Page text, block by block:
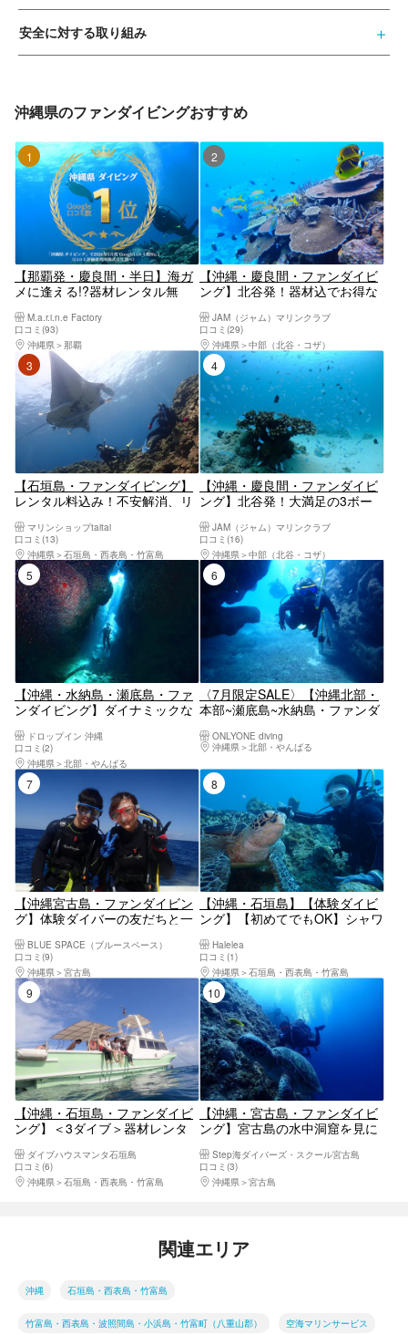
安全に対する取り組み
沖縄県のファンダイビングおすすめ
1位
【那覇発・慶良間・半日】海ガ
メに逢える!?器材レンタル無
4月Google口コミ数「沖縄ダイ
ビング」第1位！
M.a.r.i.n.e Factory
口コミ(93)
沖縄県
那覇
【沖縄・慶良間・ファンダイビ
ング】北谷発！器材込でお得な
JAM（ジャム）マリンクラブ
口コミ(29)
沖縄県
中部（北谷・コザ）
3位
【石垣島・ファンダイビング】
レンタル料込み！不安解消、リ
ブ）マリンショップtaitai
口コミ(13)
沖縄県
石垣島・西表島・竹富島
4位
【沖縄・慶良間・ファンダイビ
ング】北谷発！大満足の3ボー
JAM（ジャム）マリンクラブ
口コミ(16)
沖縄県
中部（北谷・コザ）
5位
【沖縄・水納島・瀬底島・ファ
ンダイビング】ダイナミックな
島・瀬底島FUNダイビング
ドロップイン 沖縄
口コミ(2)
沖縄県
北部・やんばる
6位
〈7月限定SALE〉【沖縄北部・
本部~瀬底島~水納島・ファンダ
ライセンス保有者向け2dive／3
時間プラン
ONLYONE diving
沖縄県
北部・やんばる
【沖縄宮古島・ファンダイビン
グ】体験ダイバーの友だちと一
BLUE SPACE（ブルースペース）
口コミ(9)
沖縄県
宮古島
【沖縄・石垣島】【体験ダイビ
ング】【初めてでもOK】シャワ
み！カメラレンタル、写真撮影
無料プレゼント！きれいな海で
最高の思い出を作ろう！
Halelea
口コミ(1)
沖縄県
石垣島・西表島・竹富島
9位
【沖縄・石垣島・ファンダイビ
ング】＜3ダイブ＞器材レンタ
マノミなどツアー写真プレゼン
ト
ダイブハウスマンタ石垣島
口コミ(6)
沖縄県
石垣島・西表島・竹富島
10位
【沖縄・宮古島・ファンダイビ
ング】宮古島の水中洞窟を見に
ボート）
Step海ダイバーズ・スクール宮古島
口コミ(3)
沖縄県
宮古島
関連エリア
沖縄 石垣島・西表島・竹富島
竹富島・西表島・波照間島・小浜島・竹富町（八重山郡） 空海マリンサービス